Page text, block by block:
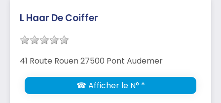
L Haar De Coiffer
41 Route Rouen 27500 Pont Audemer
☎ Afficher le N° *